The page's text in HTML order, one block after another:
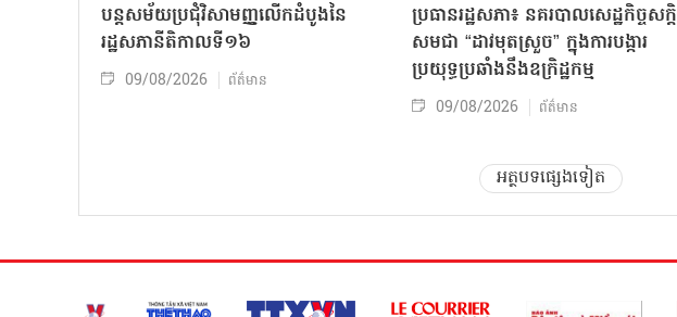
បន្តសម័យប្រជុំវិសាមញ្ញលើកដំបូងនៃ
រដ្ឋសភានីតិកាលទី១៦
09/08/2026 ព័ត៌មាន
ប្រធានរដ្ឋសភា៖ នគរបាលសេដ្ឋកិច្ចសក្តិ
សមជា “ដាវមុតស្រួច” ក្នុងការបង្ការ
ប្រយុទ្ធប្រឆាំងនឹងឧក្រិដ្ឋកម្ម
09/08/2026 ព័ត៌មាន
អត្ថបទផ្សេងទៀត